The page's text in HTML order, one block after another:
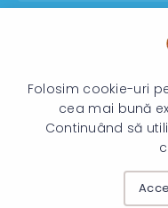
© 2026 Direcția
Toate
Folosim cookie-uri
cea mai bună
Continuând să